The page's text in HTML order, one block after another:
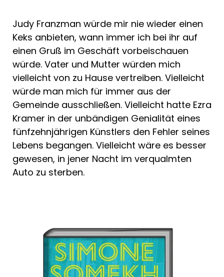
Judy Franzman würde mir nie wieder einen
Keks anbieten, wann immer ich bei ihr auf
einen Gruß im Geschäft vorbeischauen
würde. Vater und Mutter würden mich
vielleicht von zu Hause vertreiben. Vielleicht
würde man mich für immer aus der
Gemeinde ausschließen. Vielleicht hatte Ezra
Kramer in der unbändigen Genialität eines
fünfzehnjährigen Künstlers den Fehler seines
Lebens begangen. Vielleicht wäre es besser
gewesen, in jener Nacht im verqualmten
Auto zu sterben.